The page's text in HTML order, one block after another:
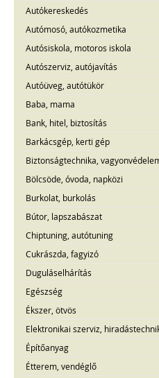
Autókereskedés
Autómosó, autókozmetika
Autósiskola, motoros iskola
Autószerviz, autójavítás
Autóüveg, autótükör
Baba, mama
Bank, hitel, biztosítás
Barkácsgép, kerti gép
Biztonságtechnika,
Bölcsöde, óvoda, napközi
Burkolat, burkolás
Bútor, lapszabászat
Chiptuning, autótuning
Cukrászda, fagyizó
Duguláselhárítás
Egészség
Ékszer, ötvös
Elektronikai szerviz,
Építőanyag
Étterem, vendéglő